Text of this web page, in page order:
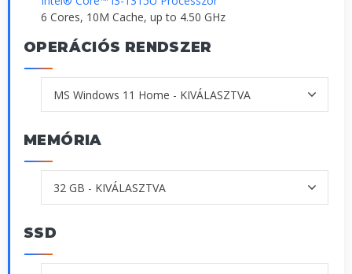
6 Cores, 10M Cache, up to 4.50 GHz
OPERÁCIÓS RENDSZER
MEMÓRIA
SSD